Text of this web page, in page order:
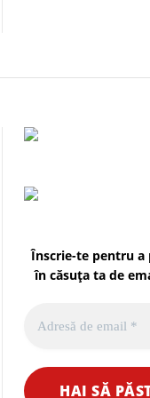
Înscrie-te pentru
în căsuța ta de